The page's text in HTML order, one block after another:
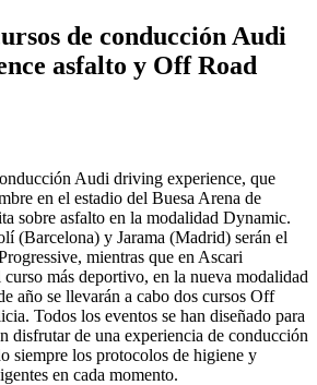
de conducción Audi
asfalto y Off Road
Audi driving experience, que
en el estadio del Buesa Arena de
sobre asfalto en la modalidad Dynamic.
(Barcelona) y Jarama (Madrid) serán el
mientras que en Ascari
más deportivo, en la nueva modalidad
año se llevarán a cabo dos cursos Off
Todos los eventos se han diseñado para
disfrutar de una experiencia de conducción
siempre los protocolos de higiene y
en cada momento.